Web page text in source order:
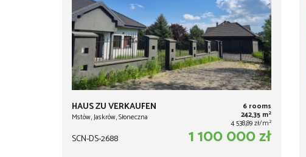
HAUS ZU VERKAUFEN
Mstów, Jaskrów, Słoneczna
6 rooms
242,35 m2
4 538,89 zł/m2
SCN-DS-2688 1 100 000 zł